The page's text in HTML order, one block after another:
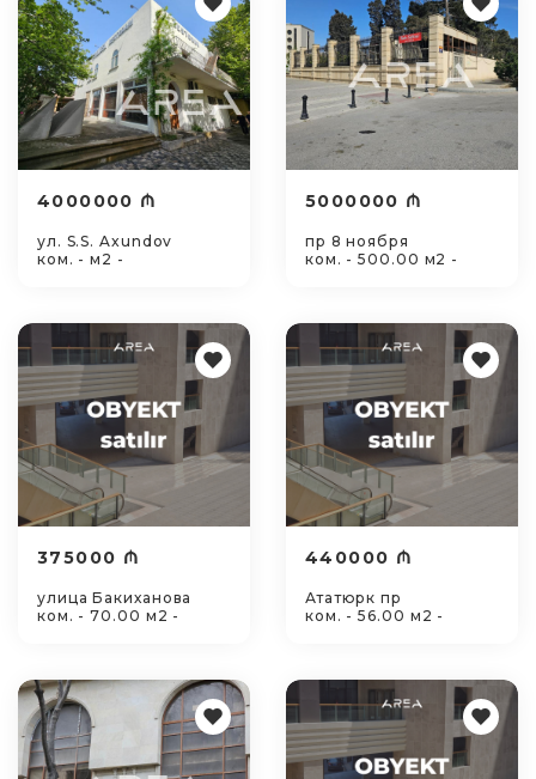
4000000 ₼
ул. S.S. Axundov
ком. - м2 -
5000000 ₼
пр 8 ноября
ком. - 500.00 м2 -
375000 ₼
улица Бакиханова
ком. - 70.00 м2 -
440000 ₼
Ататюрк пр
ком. - 56.00 м2 -